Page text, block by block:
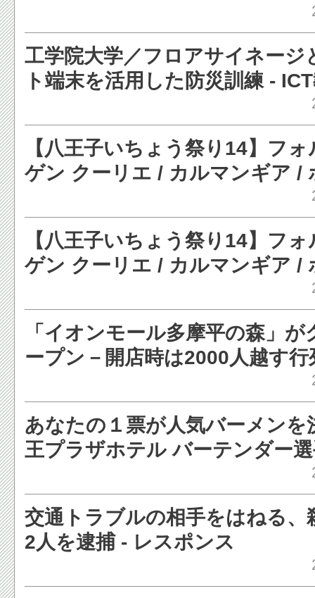
工学院大学／フロアサイネージ
ト端末を活用した防災訓練 -
【八王子いちょう祭り14】フ
ゲン クーリエ / カルマンギア /
356 / BMW 2002ターボ / メル
ウニモグ［写真蔵］ - レスポン
【八王子いちょう祭り14】フ
ゲン クーリエ / カルマンギア /
356 / BMW 2002ターボ / メル
ウニモグ［写真蔵］ - レスポン
「イオンモール多摩平の森」
ープン－開店時は2000人越す
あなたの１票が人気バーメンを
王プラザホテル バーテンダー
テンダーが47都道府県の創作
戦 - デジタルPRプラットフォ
リリース)
交通トラブルの相手をはねる、
2人を逮捕 - レスポンス